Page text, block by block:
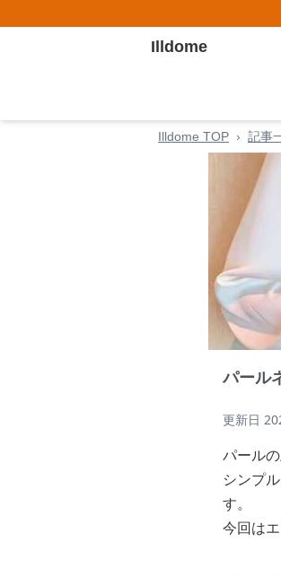
Illdome
Illdome TOP › 記事
パール
更新日
パール
シンプ
す。
今回は